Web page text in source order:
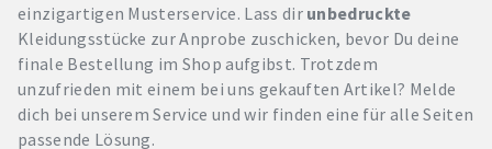
einzigartigen Musterservice. Lass dir unbedruckte
Kleidungsstücke zur Anprobe zuschicken, bevor Du deine
finale Bestellung im Shop aufgibst. Trotzdem
unzufrieden mit einem bei uns gekauften Artikel? Melde
dich bei unserem Service und wir finden eine für alle Seiten
passende Lösung.